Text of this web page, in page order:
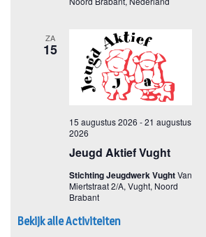
Bekijk alle Activiteiten